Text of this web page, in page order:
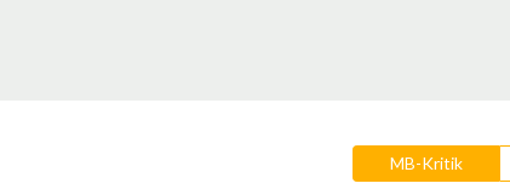
MB-Kritik